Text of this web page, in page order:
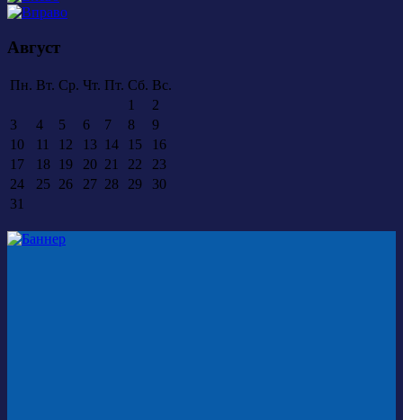
Август
Пн. Вт. Ср. Чт. Пт. Сб. Вс.
1
2
3
4 5 6 7 8
9
10
11 12 13 14 15
16
17
18 19 20 21 22
23
24
25 26 27 28 29
30
31